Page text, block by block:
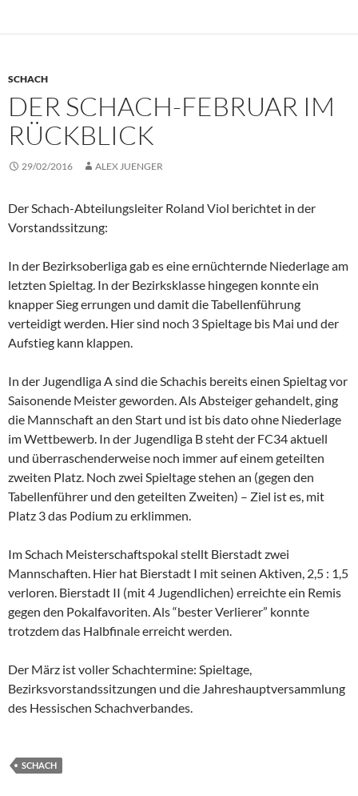
SCHACH
DER SCHACH-FEBRUAR IM
RÜCKBLICK
29/02/2016 ALEX JUENGER
Der Schach-Abteilungsleiter Roland Viol berichtet in der
Vorstandssitzung:
In der Bezirksoberliga gab es eine ernüchternde Niederlage am
letzten Spieltag. In der Bezirksklasse hingegen konnte ein
knapper Sieg errungen und damit die Tabellenführung
verteidigt werden. Hier sind noch 3 Spieltage bis Mai und der
Aufstieg kann klappen.
In der Jugendliga A sind die Schachis bereits einen Spieltag vor
Saisonende Meister geworden. Als Absteiger gehandelt, ging
die Mannschaft an den Start und ist bis dato ohne Niederlage
im Wettbewerb. In der Jugendliga B steht der FC34 aktuell
und überraschenderweise noch immer auf einem geteilten
zweiten Platz. Noch zwei Spieltage stehen an (gegen den
Tabellenführer und den geteilten Zweiten) – Ziel ist es, mit
Platz 3 das Podium zu erklimmen.
Im Schach Meisterschaftspokal stellt Bierstadt zwei
Mannschaften. Hier hat Bierstadt I mit seinen Aktiven, 2,5 : 1,5
verloren. Bierstadt II (mit 4 Jugendlichen) erreichte ein Remis
gegen den Pokalfavoriten. Als “bester Verlierer” konnte
trotzdem das Halbfinale erreicht werden.
Der März ist voller Schachtermine: Spieltage,
Bezirksvorstandssitzungen und die Jahreshauptversammlung
des Hessischen Schachverbandes.
SCHACH